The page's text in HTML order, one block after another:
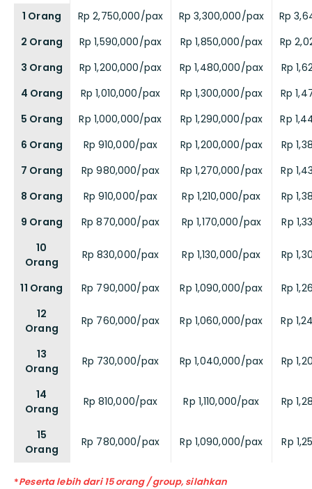
1 Orang Rp 2,750,000/pax Rp 3,300,000/pax
Rp
2 Orang
Rp 1,590,000/pax Rp 1,850,000/pax
Rp
3 Orang
Rp 1,200,000/pax Rp 1,480,000/pax
Rp
4 Orang
Rp 1,010,000/pax Rp 1,300,000/pax
Rp
5 Orang
Rp 1,000,000/pax Rp 1,290,000/pax
Rp
6 Orang
Rp 910,000/pax Rp 1,200,000/pax
Rp
7 Orang
Rp 980,000/pax Rp 1,270,000/pax
Rp
8 Orang
Rp 910,000/pax Rp 1,210,000/pax
Rp
9 Orang
Rp 870,000/pax Rp 1,170,000/pax
Rp
10
Orang
Rp 830,000/pax Rp 1,130,000/pax Rp
11 Orang Rp 790,000/pax Rp 1,090,000/pax
Rp
12
Orang
Rp 760,000/pax Rp 1,060,000/pax Rp
13
Orang
Rp 730,000/pax Rp 1,040,000/pax Rp
14
Orang
Rp 810,000/pax Rp 1,110,000/pax Rp
15
Orang
Rp 780,000/pax Rp 1,090,000/pax Rp
*Peserta lebih dari 15 orang / group, silahkan